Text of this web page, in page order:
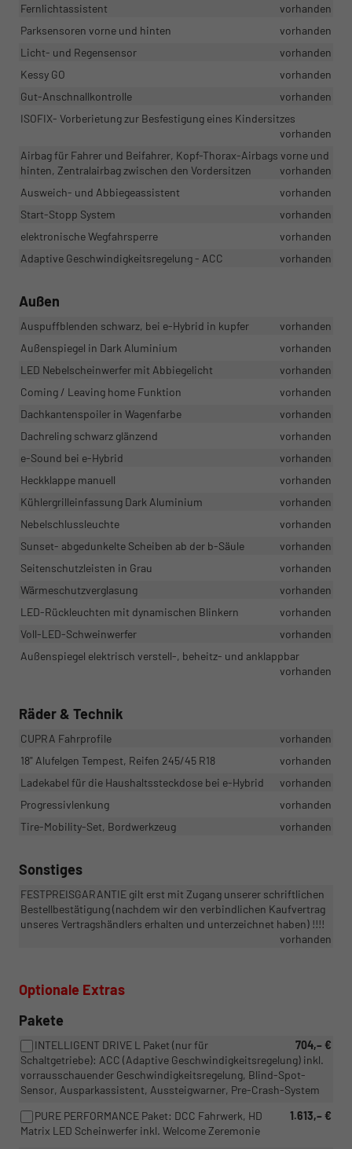
Fernlichtassistent
vorhanden
Parksensoren vorne und hinten
vorhanden
Licht- und Regensensor
vorhanden
Kessy GO
vorhanden
Gut-Anschnallkontrolle
vorhanden
ISOFIX- Vorberietung zur Besfestigung eines Kindersitzes
vorhanden
Airbag für Fahrer und Beifahrer, Kopf-Thorax-Airbags vorne und
hinten, Zentralairbag zwischen den Vordersitzen
vorhanden
Ausweich- und Abbiegeassistent
vorhanden
Start-Stopp System
vorhanden
elektronische Wegfahrsperre
vorhanden
Adaptive Geschwindigkeitsregelung - ACC
vorhanden
Außen
Auspuffblenden schwarz, bei e-Hybrid in kupfer
vorhanden
Außenspiegel in Dark Aluminium
vorhanden
LED Nebelscheinwerfer mit Abbiegelicht
vorhanden
Coming / Leaving home Funktion
vorhanden
Dachkantenspoiler in Wagenfarbe
vorhanden
Dachreling schwarz glänzend
vorhanden
e-Sound bei e-Hybrid
vorhanden
Heckklappe manuell
vorhanden
Kühlergrilleinfassung Dark Aluminium
vorhanden
Nebelschlussleuchte
vorhanden
Sunset- abgedunkelte Scheiben ab der b-Säule
vorhanden
Seitenschutzleisten in Grau
vorhanden
Wärmeschutzverglasung
vorhanden
LED-Rückleuchten mit dynamischen Blinkern
vorhanden
Voll-LED-Schweinwerfer
vorhanden
Außenspiegel elektrisch verstell-, beheitz- und anklappbar
vorhanden
Räder & Technik
CUPRA Fahrprofile
vorhanden
18" Alufelgen Tempest, Reifen 245/45 R18
vorhanden
Ladekabel für die Haushaltssteckdose bei e-Hybrid
vorhanden
Progressivlenkung
vorhanden
Tire-Mobility-Set, Bordwerkzeug
vorhanden
Sonstiges
FESTPREISGARANTIE gilt erst mit Zugang unserer schriftlichen
Bestellbestätigung (nachdem wir den verbindlichen Kaufvertrag
unseres Vertragshändlers erhalten und unterzeichnet haben) !!!!
vorhanden
Optionale Extras
Pakete
704,– €
INTELLIGENT DRIVE L Paket (nur für
Schaltgetriebe): ACC (Adaptive Geschwindigkeitsregelung) inkl.
vorrausschauender Geschwindigkeitsregelung, Blind-Spot-
Sensor, Ausparkassistent, Aussteigwarner, Pre-Crash-System
1.613,– €
PURE PERFORMANCE Paket: DCC Fahrwerk, HD
Matrix LED Scheinwerfer inkl. Welcome Zeremonie